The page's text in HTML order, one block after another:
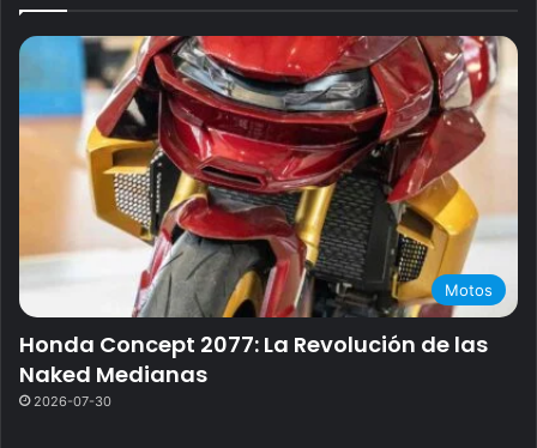
Motos
Honda Concept 2077: La Revolución de las
Naked Medianas
2026-07-30